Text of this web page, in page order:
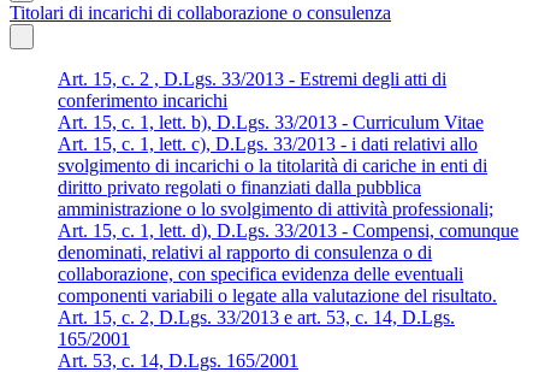
Titolari di incarichi di collaborazione o consulenza
Art. 15, c. 2 , D.Lgs. 33/2013 - Estremi degli atti di
conferimento incarichi
Art. 15, c. 1, lett. b), D.Lgs. 33/2013 - Curriculum Vitae
Art. 15, c. 1, lett. c), D.Lgs. 33/2013 - i dati relativi allo
svolgimento di incarichi o la titolarità di cariche in enti di
diritto privato regolati o finanziati dalla pubblica
amministrazione o lo svolgimento di attività professionali;
Art. 15, c. 1, lett. d), D.Lgs. 33/2013 - Compensi, comunque
denominati, relativi al rapporto di consulenza o di
collaborazione, con specifica evidenza delle eventuali
componenti variabili o legate alla valutazione del risultato.
Art. 15, c. 2, D.Lgs. 33/2013 e art. 53, c. 14, D.Lgs.
165/2001
Art. 53, c. 14, D.Lgs. 165/2001